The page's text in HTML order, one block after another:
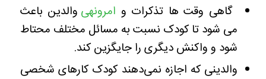
گاهی وقت ها تذکرات و امرونهی والدین باعث
می شود تا کودک نسبت به مسائل مختلف محتاط
شود و واکنش دیگری را جایگزین کند.
والدینی که اجازه نمی‌دهند کودک کارهای شخصی